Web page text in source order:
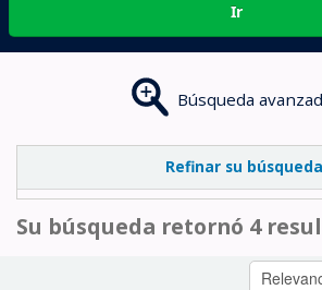
Ir
Búsqueda
Refinar su búsqueda
Su búsqueda retornó 4